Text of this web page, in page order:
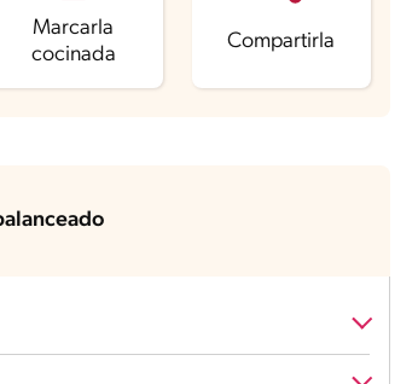
Marcarla
cocinada
Compartirla